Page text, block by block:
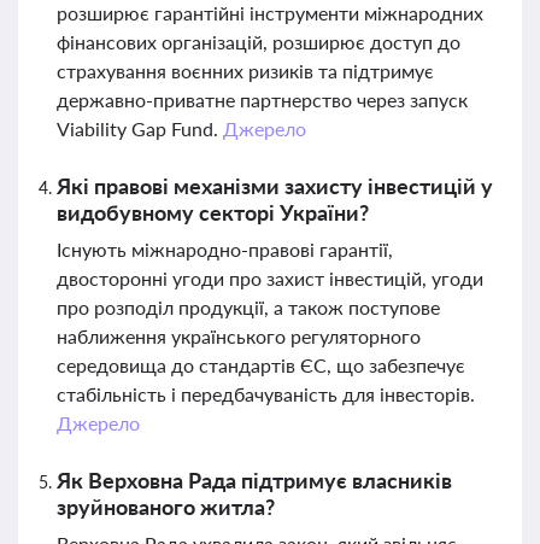
розширює гарантійні інструменти міжнародних
фінансових організацій, розширює доступ до
страхування воєнних ризиків та підтримує
державно-приватне партнерство через запуск
Viability Gap Fund. Джерело
Які правові механізми захисту інвестицій у
видобувному секторі України?
Існують міжнародно-правові гарантії,
двосторонні угоди про захист інвестицій, угоди
про розподіл продукції, а також поступове
наближення українського регуляторного
середовища до стандартів ЄС, що забезпечує
стабільність і передбачуваність для інвесторів.
Джерело
Як Верховна Рада підтримує власників
зруйнованого житла?